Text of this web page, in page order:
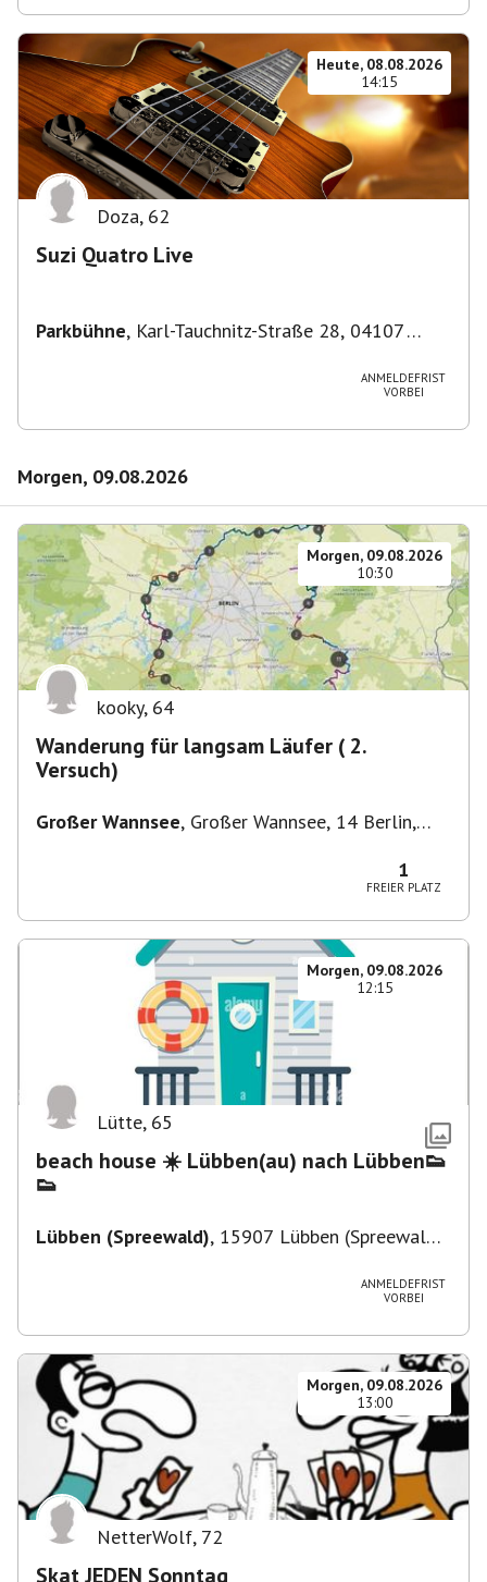
Heute, 08.08.2026
14:15
Doza, 62
Suzi Quatro Live
Parkbühne, Karl-Tauchnitz-Straße 28, 04107
ANMELDEFRIST
VORBEI
Morgen, 09.08.2026
Morgen, 09.08.2026
10:30
kooky, 64
Wanderung für langsam Läufer ( 2.
Versuch)
Großer Wannsee, Großer Wannsee, 14 Berlin,
1
FREIER PLATZ
Morgen, 09.08.2026
12:15
Lütte, 65
beach house ☀️ Lübben(au) nach Lübben👟
👟
Lübben (Spreewald), 15907 Lübben (Spreewald),
ANMELDEFRIST
VORBEI
Morgen, 09.08.2026
13:00
NetterWolf, 72
Skat JEDEN Sonntag